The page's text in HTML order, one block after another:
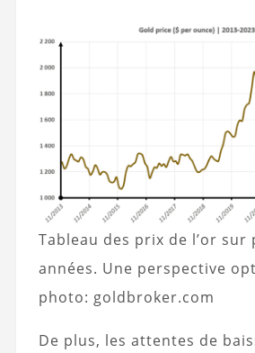
Tableau des prix de l’or sur
années. Une perspective
photo: goldbroker.com
De plus, les attentes de